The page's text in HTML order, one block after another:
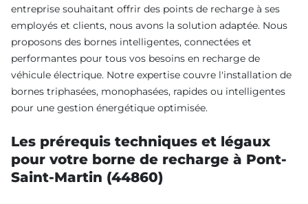
entreprise souhaitant offrir des points de recharge à ses
employés et clients, nous avons la solution adaptée. Nous
proposons des bornes intelligentes, connectées et
performantes pour tous vos besoins en recharge de
véhicule électrique. Notre expertise couvre l'installation de
bornes triphasées, monophasées, rapides ou intelligentes
pour une gestion énergétique optimisée.
Les prérequis techniques et légaux
pour votre borne de recharge à Pont-
Saint-Martin (44860)